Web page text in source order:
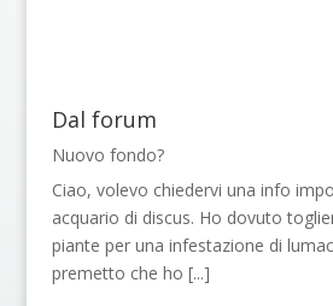
Dal forum
Nuovo fondo?
Ciao, volevo chiedervi una info
acquario di discus. Ho dovuto
piante per una infestazione di
premetto che ho [...]